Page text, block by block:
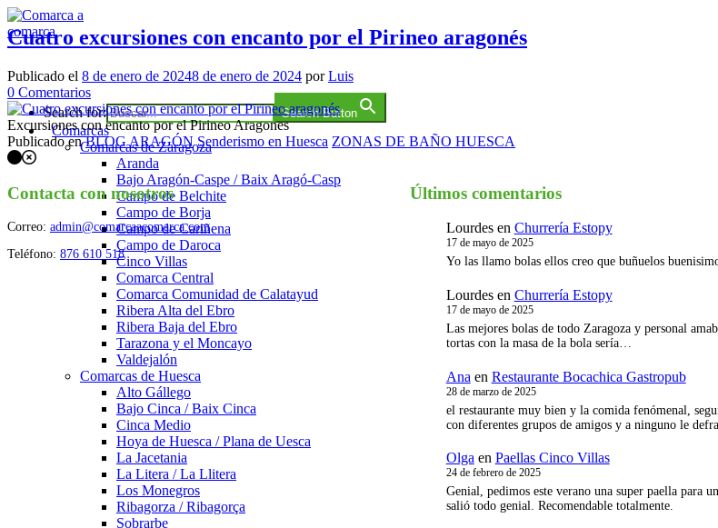
Saltar
al
contenido
Comarca a comarca
Search for: Search Button
Comarcas
Comarcas de Zaragoza
Aranda
Bajo Aragón-Caspe / Baix Aragó-Casp
Campo de Belchite
Campo de Borja
Campo de Cariñena
Campo de Daroca
Cinco Villas
Comarca Central
Comarca Comunidad de Calatayud
Ribera Alta del Ebro
Ribera Baja del Ebro
Tarazona y el Moncayo
Valdejalón
Comarcas de Huesca
Alto Gállego
Bajo Cinca / Baix Cinca
Cinca Medio
Hoya de Huesca / Plana de Uesca
La Jacetania
La Litera / La Llitera
Los Monegros
Ribagorza / Ribagorça
Sobrarbe
Cuatro excursiones con encanto por el Pirineo aragonés
Publicado el 8 de enero de 20248 de enero de 2024 por Luis
0 Comentariosen
Cuatro
excursiones
con
encanto
el
Pirineo
aragonés
Excursiones con encanto por el Pirineo Aragones
Publicado en BLOG ARAGÓN Senderismo en Huesca ZONAS DE BAÑO HUESCA
Navegación
de
puestos
Contacta con nosotros
Correo: admin@comarcaacomarca.com
Teléfono: 876 610 518
Últimos comentarios
Lourdesen Churrería Estopy
17 de mayo de 2025
Yo las llamo bolas ellos creo que buñuelos
Lourdesen Churrería Estopy
17 de mayo de 2025
Las mejores bolas de todo Zaragoza y personal
tortas con la masa de la bola sería…
Ana en Restaurante Bocachica Gastropub
28 de marzo de 2025
el restaurante muy bien y la comida fenómenal,
con diferentes grupos de amigos y a ninguno le
Olga en Paellas Cinco Villas
24 de febrero de 2025
Genial, pedimos este verano una super paella para
salió todo genial. Recomendable totalmente.